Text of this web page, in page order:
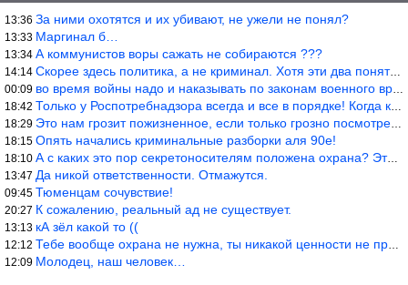
13:36 За ними охотятся и их убивают, не ужели не понял?
13:33 Маргинал б…
13:34 А коммунистов воры сажать не собираются ???
14:14 Скорее здесь политика, а не криминал. Хотя эти два понятия начин
00:09 во время войны надо и наказывать по законам военного времени, а
18:42 Только у Роспотребнадзора всегда и все в порядке! Когда касается
18:29 Это нам грозит пожизненное, если только грозно посмотреть в их с
18:15 Опять начались криминальные разборки аля 90е!
18:10 А с каких это пор секретоносителям положена охрана? Это его зада
13:47 Да никой ответственности. Отмажутся.
09:45 Тюменцам сочувствие!
20:27 К сожалению, реальный ад не существует.
13:13 кА зёл какой то ((
12:12 Тебе вообще охрана не нужна, ты никакой ценности не представляеш
12:09 Молодец, наш человек…